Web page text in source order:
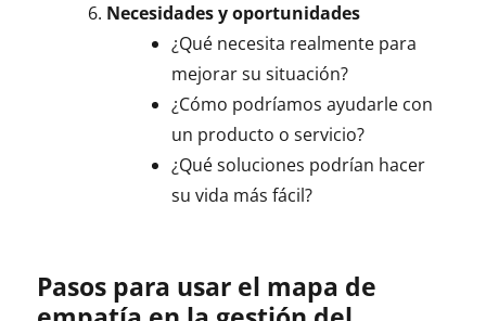
Necesidades y oportunidades
¿Qué necesita realmente para
mejorar su situación?
¿Cómo podríamos ayudarle con
un producto o servicio?
¿Qué soluciones podrían hacer
su vida más fácil?
Pasos para usar el mapa de